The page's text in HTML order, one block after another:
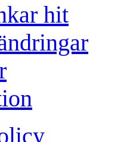
hit